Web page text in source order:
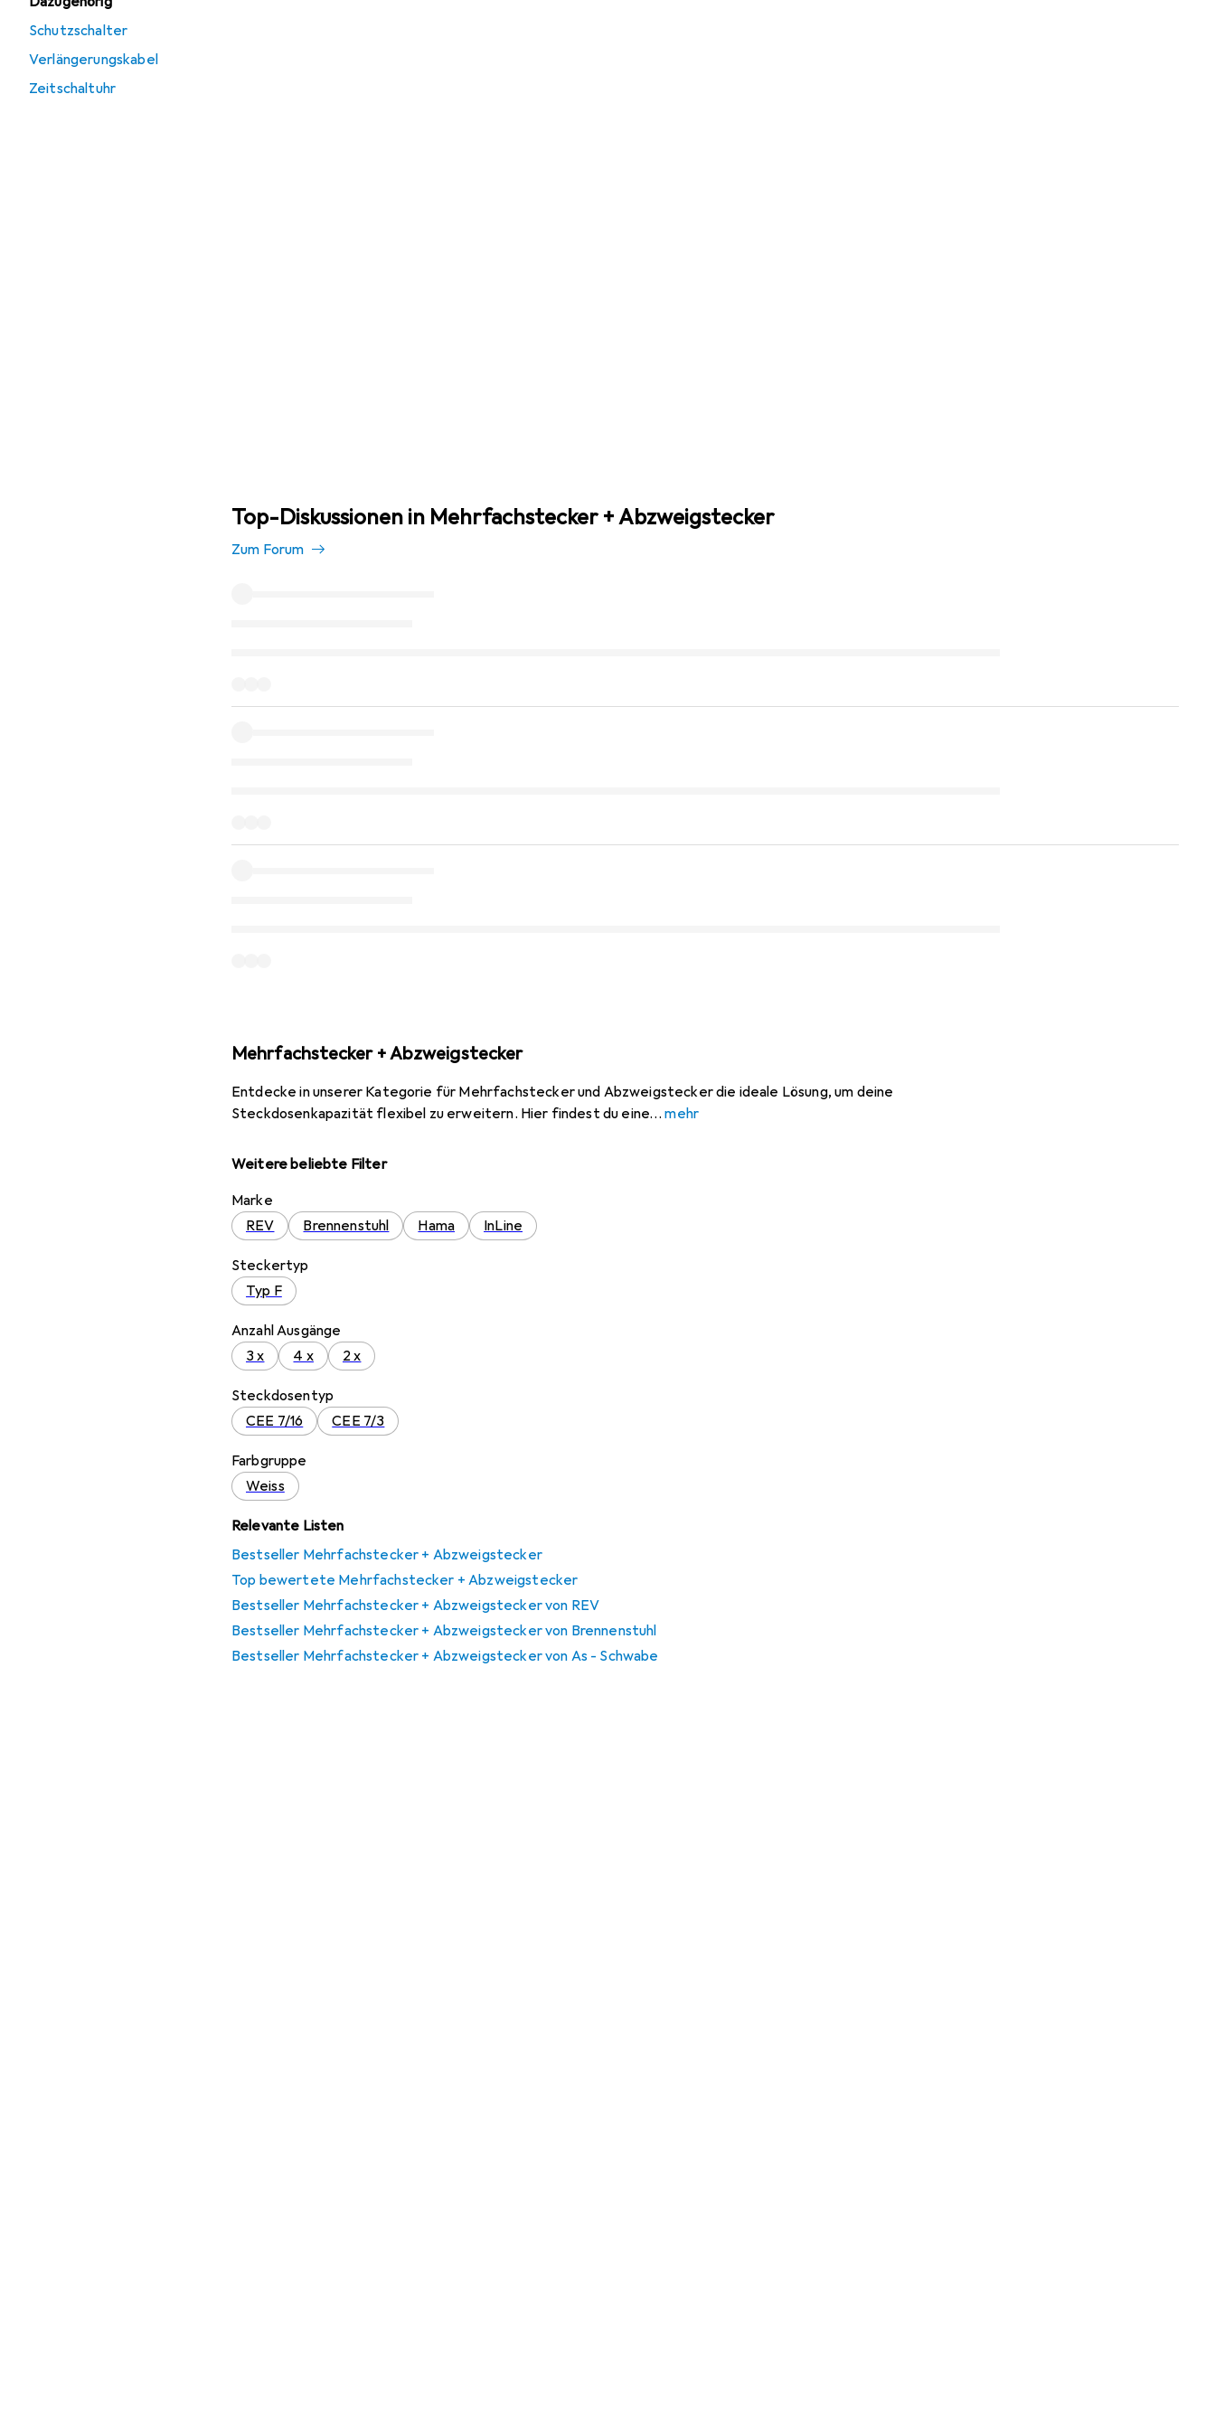
Schutzschalter
Verlängerungskabel
Zeitschaltuhr
Top-Diskussionen in Mehrfachstecker + Abzweigstecker
Zum Forum
Mehrfachstecker + Abzweigstecker
Entdecke in unserer Kategorie für Mehrfachstecker und Abzweigstecker die ideale Lösung, um deine
Steckdosenkapazität flexibel zu erweitern. Hier findest du eine
mehr
Weitere beliebte Filter
Marke
REV
Brennenstuhl Hama InLine
Steckertyp
Typ F
Anzahl Ausgänge
3 x
4 x 2 x
Steckdosentyp
CEE 7/16
CEE 7/3
Farbgruppe
Weiss
Relevante Listen
Bestseller Mehrfachstecker + Abzweigstecker
Top bewertete Mehrfachstecker + Abzweigstecker
Bestseller Mehrfachstecker + Abzweigstecker von REV
Bestseller Mehrfachstecker + Abzweigstecker von Brennenstuhl
Bestseller Mehrfachstecker + Abzweigstecker von As - Schwabe